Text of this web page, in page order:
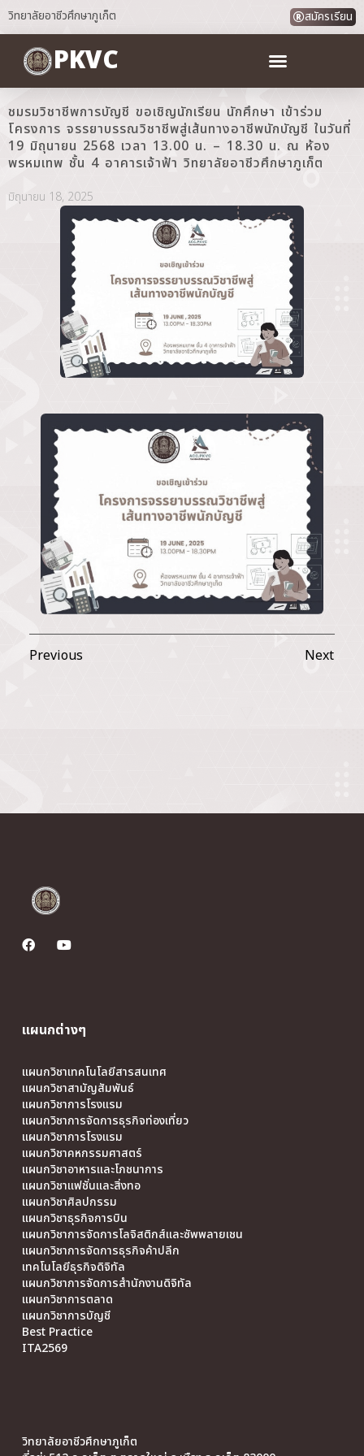
วิทยาลัยอาชีวศึกษาภูเก็ต สมัครเรียน
PKVC
ชมรมวิชาชีพการบัญชี ขอเชิญนักเรียน นักศึกษา เข้าร่วม
โครงการ จรรยาบรรณวิชาชีพสู่เส้นทางอาชีพนักบัญชี ในวันที่
19 มิถุนายน 2568 เวลา 13.00 น. – 18.30 น. ณ ห้อง
พรหมเทพ ชั้น 4 อาคารเจ้าฟ้า วิทยาลัยอาชีวศึกษาภูเก็ต
มิถุนายน 18, 2025
Previous Next
แผนกต่างๆ
แผนกวิชาเทคโนโลยีสารสนเทศ
แผนกวิชาสามัญสัมพันธ์
แผนกวิชาการโรงแรม
แผนกวิชาการจัดการธุรกิจท่องเที่ยว
แผนกวิชาการโรงแรม
แผนกวิชาคหกรรมศาสตร์
แผนกวิชาอาหารและโภชนาการ
แผนกวิชาแฟชั่นและสิ่งทอ
แผนกวิชาศิลปกรรม
แผนกวิชาธุรกิจการบิน
แผนกวิชาการจัดการโลจิสติกส์และซัพพลายเชน
แผนกวิชาการจัดการธุรกิจค้าปลีก
เทคโนโลยีธุรกิจดิจิทัล
แผนกวิชาการจัดการสำนักงานดิจิทัล
แผนกวิชาการตลาด
แผนกวิชาการบัญชี
Best Practice
ITA2569
วิทยาลัยอาชีวศึกษาภูเก็ต